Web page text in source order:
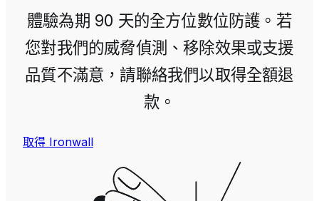
體驗為期 90 天的全方位數位防護。若
您對我們的威脅偵測、移除效果或支援
品質不滿意，請聯絡我們以取得全額退
款。
取得 Ironwall